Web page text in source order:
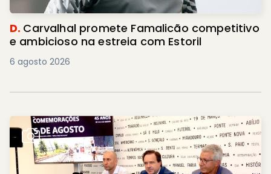
D. Carvalhal promete Famalicão competitivo
e ambicioso na estreia com Estoril
6 agosto 2026